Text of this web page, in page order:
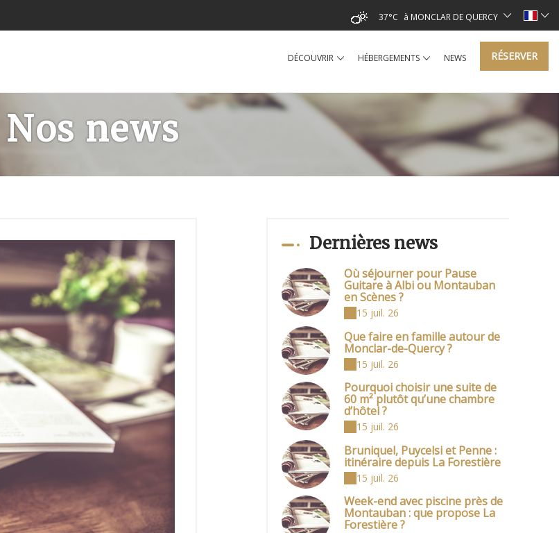
37°C à MONCLAR DE QUERCY
DÉCOUVRIR HÉBERGEMENTS NEWS RÉSERVER
Nos news
Dernières news
Où séjourner pour Pause
Guitare à Albi ou Montauban
en Scènes ?
15 juil. 26
Que faire en famille autour de
Monclar-de-Quercy ?
15 juil. 26
Pourquoi choisir une suite de
60 m² plutôt qu’une chambre
d’hôtel ?
15 juil. 26
Bruniquel, Puycelsi et Penne :
itinéraire depuis La Forestière
15 juil. 26
Week-end avec piscine près de
Montauban : que propose La
Forestière ?